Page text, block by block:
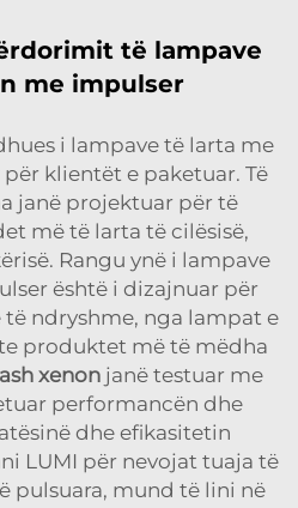
të lampave
me impulser
i lampave të larta me
klientët e paketuar. Të
janë projektuar për të
më të larta të cilësisë,
Rangu ynë i lampave
është i dizajnuar për
ndryshme, nga lampat e
produktet më të mëdha
xenon janë testuar me
performancën dhe
dhe efikasitetin
LUMI për nevojat tuaja të
pulsuara, mund të lini në